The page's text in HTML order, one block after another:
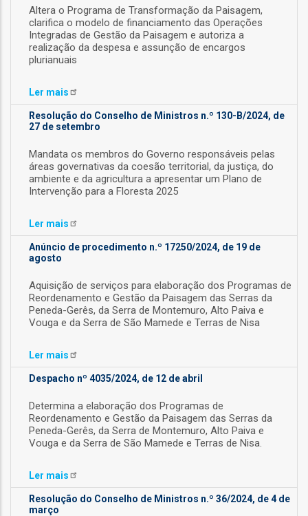
Altera o Programa de Transformação da Paisagem,
clarifica o modelo de financiamento das Operações
Integradas de Gestão da Paisagem e autoriza a
realização da despesa e assunção de encargos
plurianuais
Ler mais
Resolução do Conselho de Ministros n.º 130-B/2024, de
27 de setembro
Mandata os membros do Governo responsáveis pelas
áreas governativas da coesão ­territorial, da justiça, do
ambiente e da agricultura a apresentar um Plano de
Intervenção para a Floresta 2025
Ler mais
Anúncio de procedimento n.º 17250/2024, de 19 de
agosto
Aquisição de serviços para elaboração dos Programas de
Reordenamento e Gestão da Paisagem das Serras da
Peneda-Gerês, da Serra de Montemuro, Alto Paiva e
Vouga e da Serra de São Mamede e Terras de Nisa
Ler mais
Despacho nº 4035/2024, de 12 de abril
Determina a elaboração dos Programas de
Reordenamento e Gestão da Paisagem das Serras da
Peneda-Gerês, da Serra de Montemuro, Alto Paiva e
Vouga e da Serra de São Mamede e Terras de Nisa.
Ler mais
Resolução do Conselho de Ministros n.º 36/2024, de 4 de
março